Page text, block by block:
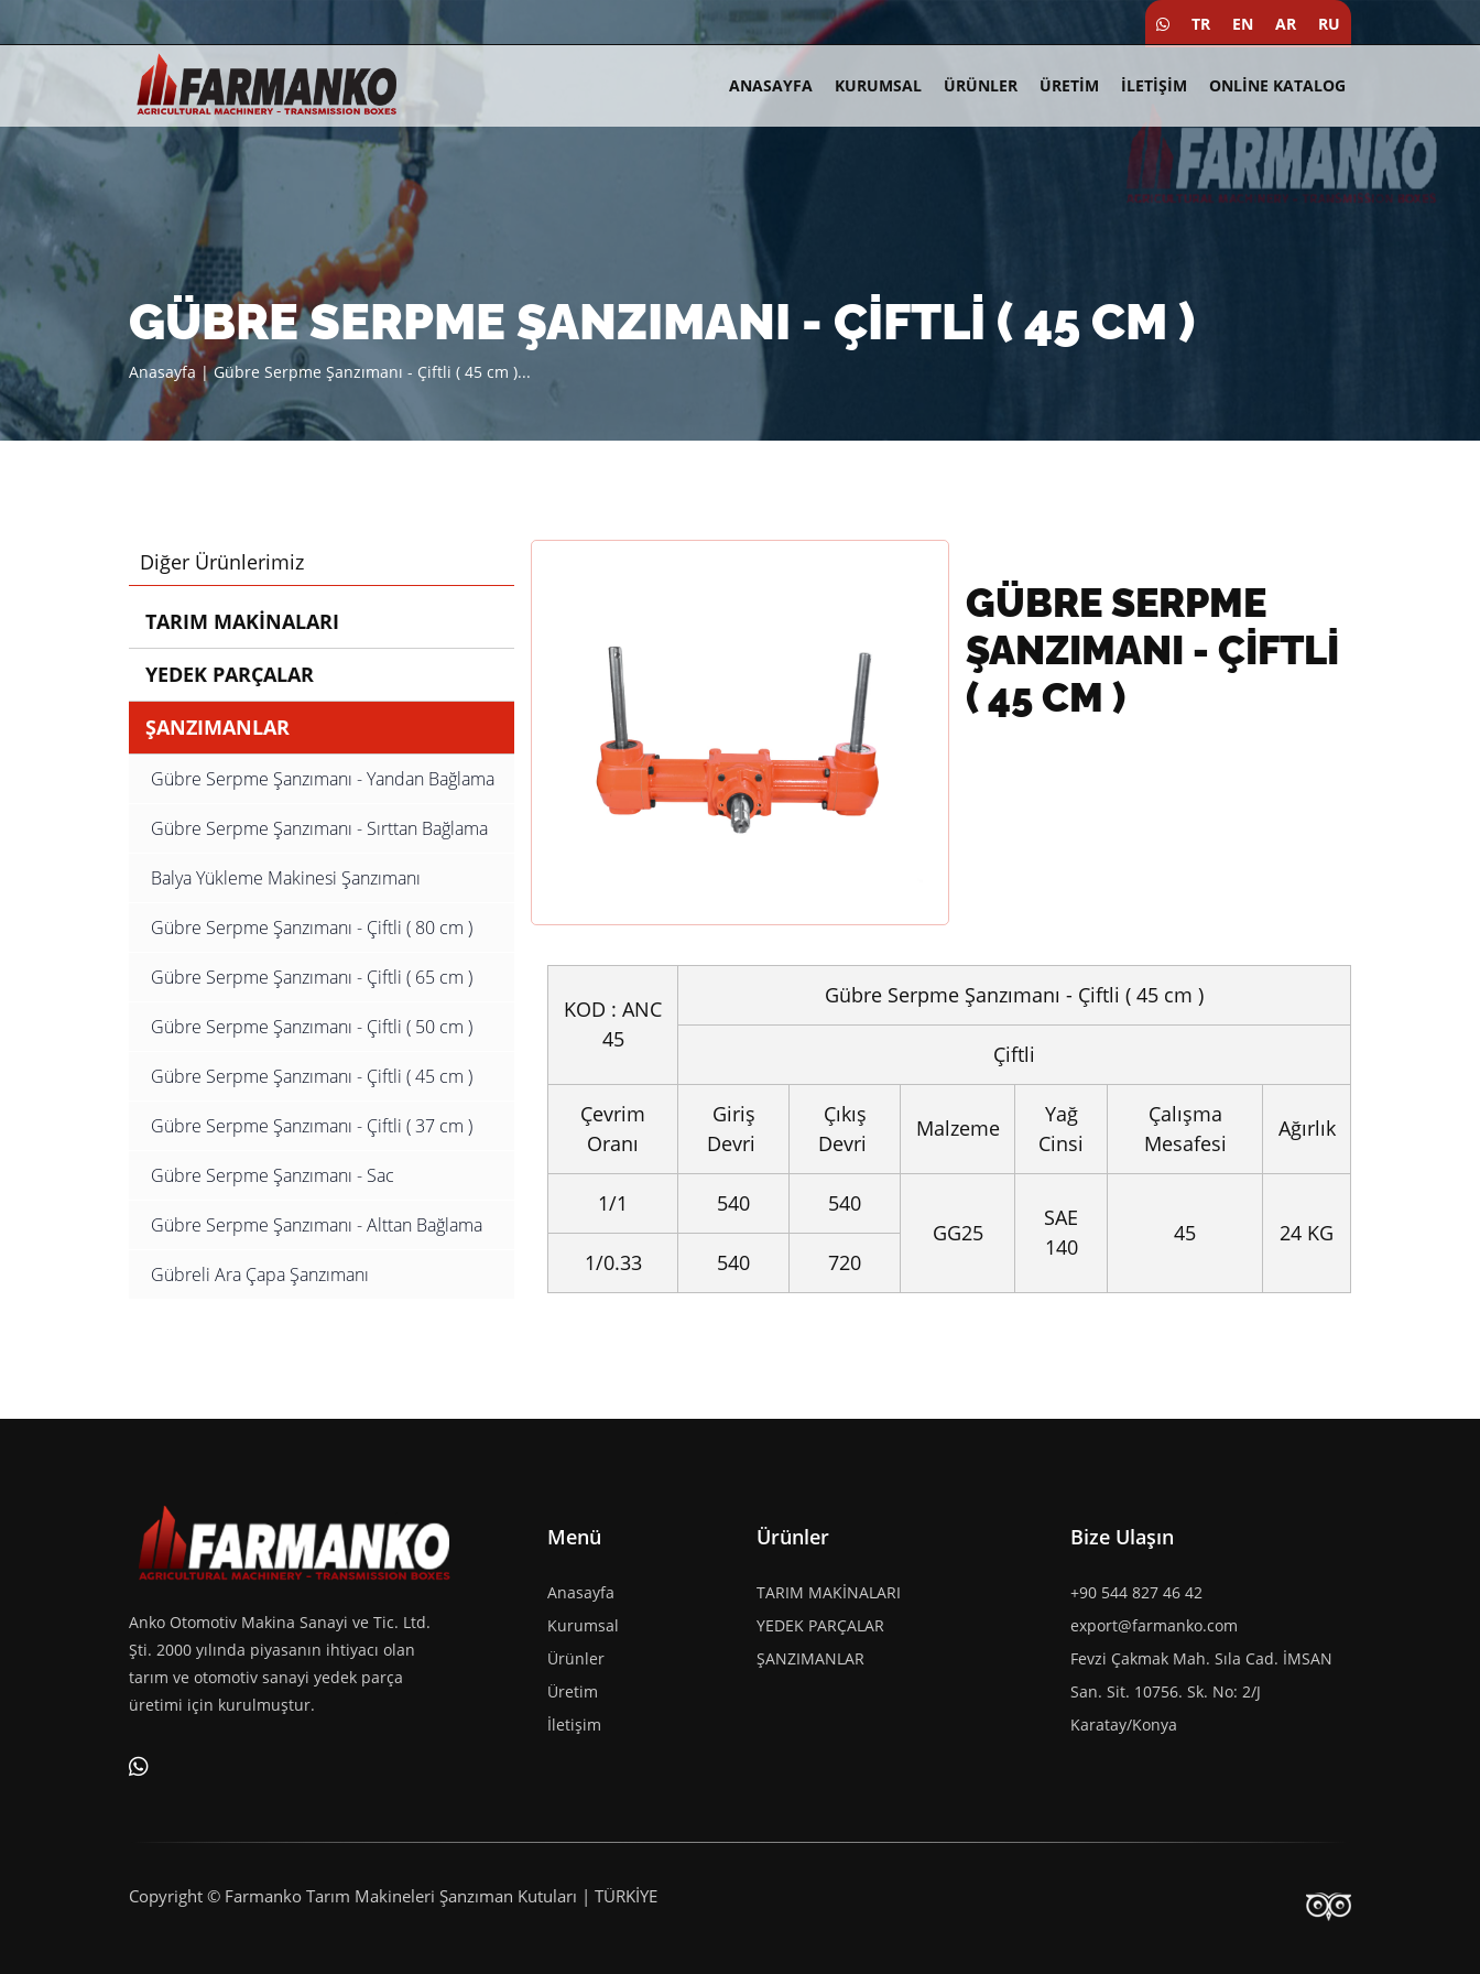
TR EN AR RU
ANASAYFA KURUMSAL ÜRÜNLER ÜRETIM İLETIŞIM ONLİNE KATALOG
GÜBRE SERPME ŞANZIMANI - ÇIFTLI ( 45 CM )
Anasayfa |Gübre Serpme Şanzımanı - Çiftli ( 45 cm )...
Diğer Ürünlerimiz
TARIM MAKİNALARI
YEDEK PARÇALAR
ŞANZIMANLAR
Gübre Serpme Şanzımanı - Yandan Bağlama
Gübre Serpme Şanzımanı - Sırttan Bağlama
Balya Yükleme Makinesi Şanzımanı
Gübre Serpme Şanzımanı - Çiftli ( 80 cm )
Gübre Serpme Şanzımanı - Çiftli ( 65 cm )
Gübre Serpme Şanzımanı - Çiftli ( 50 cm )
Gübre Serpme Şanzımanı - Çiftli ( 45 cm )
Gübre Serpme Şanzımanı - Çiftli ( 37 cm )
Gübre Serpme Şanzımanı - Sac
Gübre Serpme Şanzımanı - Alttan Bağlama
Gübreli Ara Çapa Şanzımanı
GÜBRE SERPME
ŞANZIMANI - ÇIFTLI
( 45 CM )
KOD : ANC
45
Gübre Serpme Şanzımanı - Çiftli ( 45 cm )
Çiftli
Çevrim
Oranı
Giriş
Devri
Çıkış
Devri
Malzeme
Yağ
Cinsi
Çalışma
Mesafesi
Ağırlık
1/1 540
540
GG25
SAE
140
45
24 KG
1/0.33
540 720
Anko Otomotiv Makina Sanayi ve Tic. Ltd.
Şti. 2000 yılında piyasanın ihtiyacı olan
tarım ve otomotiv sanayi yedek parça
üretimi için kurulmuştur.
Menü
Anasayfa
Kurumsal
Ürünler
Üretim
İletişim
Ürünler
TARIM MAKİNALARI
YEDEK PARÇALAR
ŞANZIMANLAR
Bize Ulaşın
+90 544 827 46 42
export@farmanko.com
Fevzi Çakmak Mah. Sıla Cad. İMSAN
San. Sit. 10756. Sk. No: 2/J
Karatay/Konya
Copyright © Farmanko Tarım Makineleri Şanzıman Kutuları | TÜRKİYE